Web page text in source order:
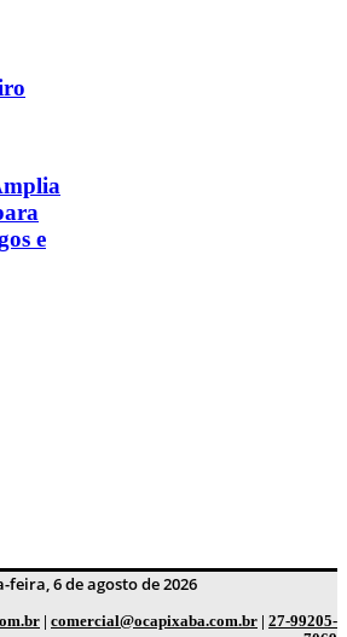
e
feira, 6 de agosto de 2026
| comercial@ocapixaba.com.br | 27-99205-